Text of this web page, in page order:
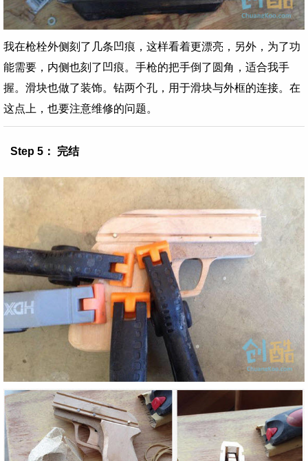
我在枪栓外侧刻了几条凹痕，这样看着更漂亮，另外，为了功
能需要，内侧也刻了凹痕。手枪的把手倒了圆角，适合我手
握。滑块也做了装饰。钻两个孔，用于滑块与外框的连接。在
这点上，也要注意维修的问题。
Step 5： 完结